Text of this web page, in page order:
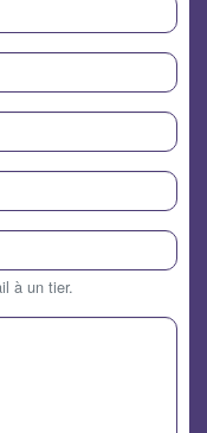
à un tier.